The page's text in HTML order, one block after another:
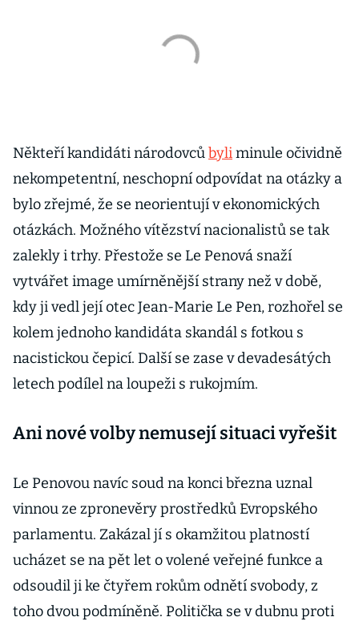
Někteří kandidáti národovcůbyliminule očividně
nekompetentní, neschopní odpovídat na otázky a
bylo zřejmé, že se neorientují v ekonomických
otázkách. Možného vítězství nacionalistů se tak
zalekly i trhy. Přestože se Le Penová snaží
vytvářet image umírněnější strany než v době,
kdy ji vedl její otec Jean-Marie Le Pen, rozhořel se
kolem jednoho kandidáta skandál s fotkou s
nacistickou čepicí. Další se zase v devadesátých
letech podílel na loupeži s rukojmím.
Ani nové volby nemusejí situaci vyřešit
Le Penovou navíc soud na konci března uznal
vinnou ze zpronevěry prostředků Evropského
parlamentu. Zakázal jí s okamžitou platností
ucházet se na pět let o volené veřejné funkce a
odsoudil ji ke čtyřem rokům odnětí svobody, z
toho dvou podmíněně. Politička se v dubnu proti